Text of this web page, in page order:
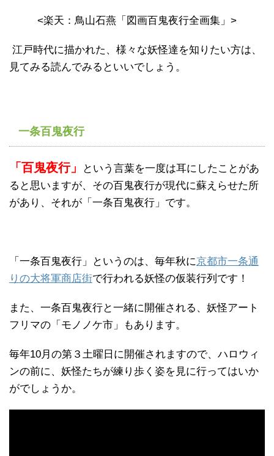
<楽天：鳥山石燕「図画百鬼夜行全画集」>
江戸時代に描かれた、様々な妖怪達を知りたい方は、
見てみる読んでみるといいでしょう。
一条百鬼夜行
「百鬼夜行」
という言葉を一度は耳にしたことがあ
ると思いますが、その百鬼夜行が現代に蘇えらせた所
があり、それが「一条百鬼夜行」です。
「一条百鬼夜行」というのは、毎年秋に京都市一条通
りの大将軍商店街で行われる妖怪の仮装行列です！
また、一条百鬼夜行と一緒に開催される、妖怪アート
フリマの「モノノケ市」もあります。
毎年10月の第３土曜日に開催されますので、ハロウィ
ンの前に、妖怪たちが練り歩く姿を見に行ってはいか
がでしょうか。